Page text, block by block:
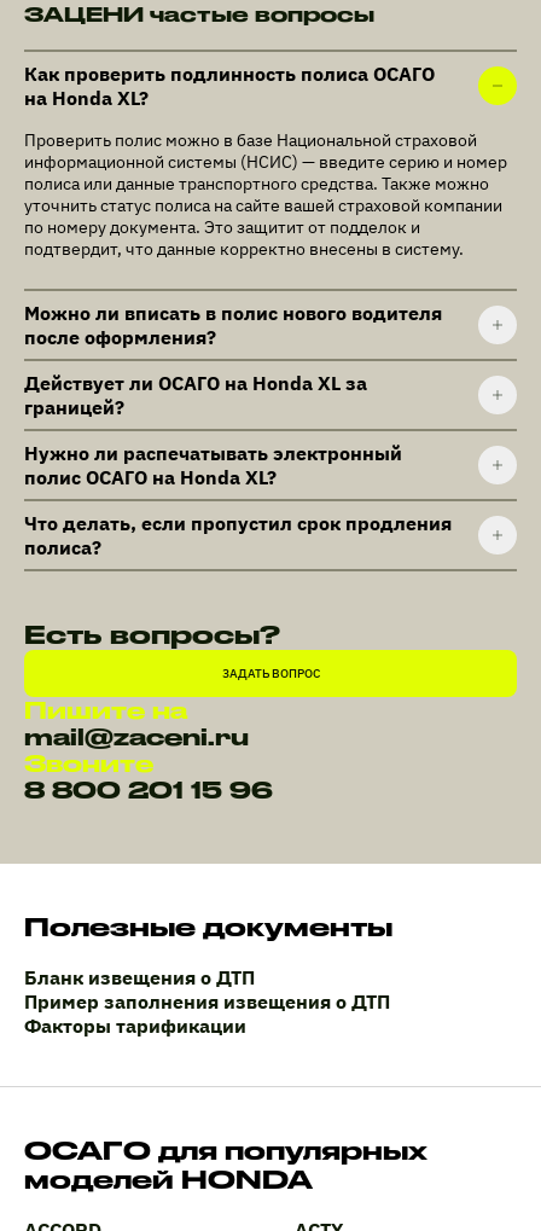
ЗАЦЕНИ частые вопросы
Как проверить подлинность полиса ОСАГО
на Honda XL?
Проверить полис можно в базе Национальной страховой
информационной системы (НСИС) — введите серию и номер
полиса или данные транспортного средства. Также можно
уточнить статус полиса на сайте вашей страховой компании
по номеру документа. Это защитит от подделок и
подтвердит, что данные корректно внесены в систему.
Можно ли вписать в полис нового водителя
после оформления?
Действует ли ОСАГО на Honda XL за
границей?
Нужно ли распечатывать электронный
полис ОСАГО на Honda XL?
Что делать, если пропустил срок продления
полиса?
Есть вопросы?
ЗАДАТЬ ВОПРОС
Пишите на
mail@zaceni.ru
Звоните
8 800 201 15 96
Полезные документы
Бланк извещения о ДТП
Пример заполнения извещения о ДТП
Факторы тарификации
ОСАГО для популярных
моделей HONDA